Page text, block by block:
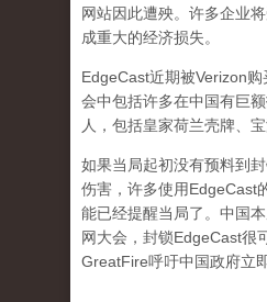
网站因此遭殃。许多企业
成重大的经济损失。
EdgeCast近期被Verizon
会中包括许多在中国有巨
人，包括皇家荷兰壳牌、
如果当局起初没有预料到
伤害，许多使用EdgeCast
能已经提醒当局了。中国
网大会，封锁EdgeCast很
GreatFire呼吁中国政府立